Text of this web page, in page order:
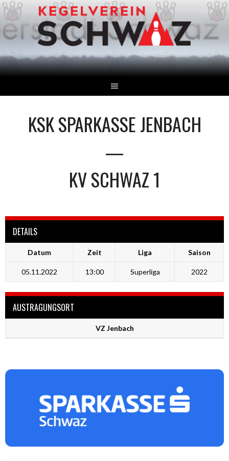
Springe
zum
Inhalt
KSK SPARKASSE JENBACH
—
KV SCHWAZ 1
DETAILS
Datum Zeit Liga Saison
05.11.2022 13:00 Superliga 2022
AUSTRAGUNGSORT
VZ Jenbach